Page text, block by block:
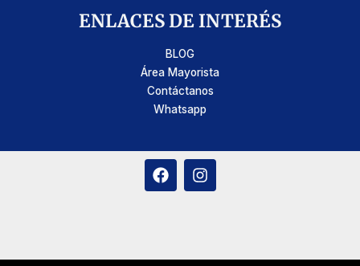
ENLACES DE INTERÉS
BLOG
Área Mayorista
Contáctanos
Whatsapp
F
a
I
n